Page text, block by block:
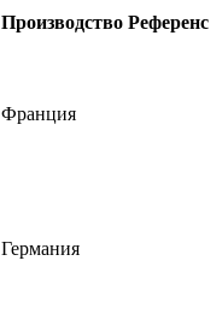
Производство Референс
Франция
Германия